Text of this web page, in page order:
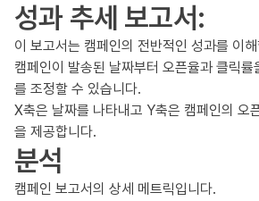
성과 추세 보고서:
이 보고서는 캠페인의 전반적인 성과를 이
캠페인이 발송된 날짜부터 오픈율과 클릭
를 조정할 수 있습니다.
X축은 날짜를 나타내고 Y축은 캠페인의 오
을 제공합니다.
분석
캠페인 보고서의 상세 메트릭입니다.